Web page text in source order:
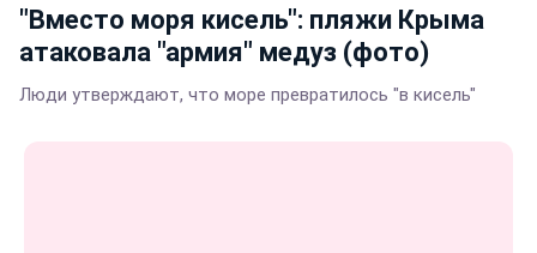
"Вместо моря кисель": пляжи Крыма
атаковала "армия" медуз (фото)
Люди утверждают, что море превратилось "в кисель"